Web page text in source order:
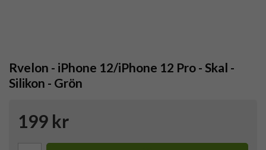
Rvelon - iPhone 12/iPhone 12 Pro - Skal -
Silikon - Grön
199 kr